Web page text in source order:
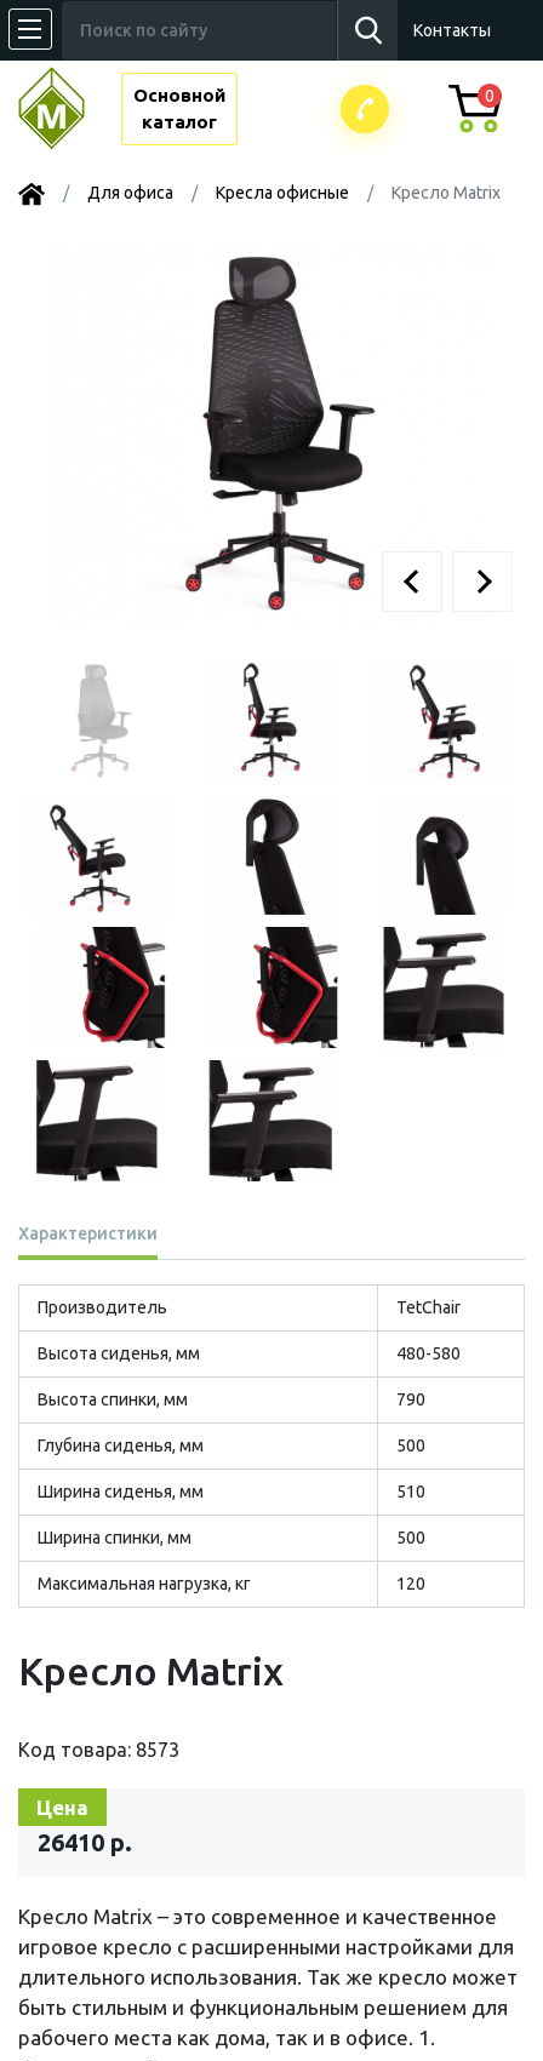
Контакты
Основной
каталог
0
Для офиса Kресла офисные Кресло Matrix
Характеристики
Производитель TetСhair
Высота сиденья, мм 480-580
Высота спинки, мм 790
Глубина сиденья, мм 500
Ширина сиденья, мм 510
Ширина спинки, мм 500
Максимальная нагрузка, кг 120
Кресло Matrix
Код товара: 8573
Цена
26410 р.
Кресло Matrix – это современное и качественное
игровое кресло с расширенными настройками для
длительного использования. Так же кресло может
быть стильным и функциональным решением для
рабочего места как дома, так и в офисе. 1.